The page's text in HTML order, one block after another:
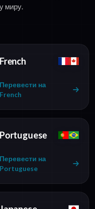
миру.
French
Перевести на
French
Portuguese
Перевести на
Portuguese